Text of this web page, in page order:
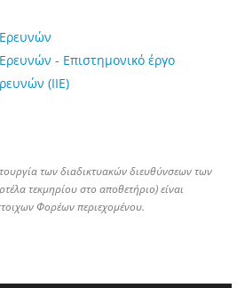
- Επιστημονικό έργο
(ΙΙΕ)
των διαδικτυακών διευθύνσεων των
τεκμηρίου στο αποθετήριο) είναι
Φορέων περιεχομένου.